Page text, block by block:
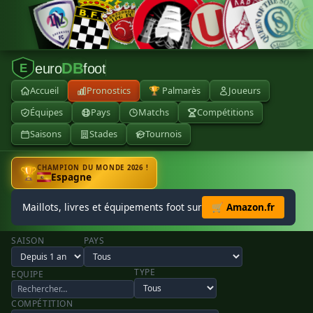
E euroDBfoot
Accueil Pronostics 🏆 Palmarès
Joueurs
Équipes
Pays Matchs
Compétitions
Saisons
Stades Tournois
🏆CHAMPION DU MONDE 2026 !
Espagne
Maillots, livres et équipements foot sur 🛒 Amazon.fr
SAISON PAYS
EQUIPE TYPE
COMPÉTITION